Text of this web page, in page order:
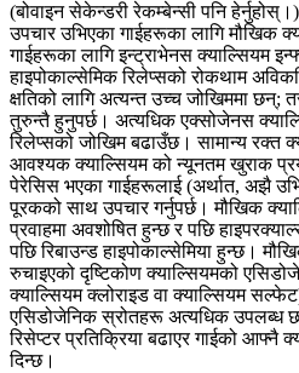
(बोवाइन सेकेन्डरी रेकम्बेन्सी पनि
उपचार उभिएका गाईहरूका लागि मौखिक
गाईहरूका लागि इन्ट्राभेनस क्याल्सियम
हाइपोकाल्सेमिक रिलेप्सको रोकथाम
क्षतिको लागि अत्यन्त उच्च जोखिममा छन्;
तुरुन्तै हुनुपर्छ। अत्यधिक एक्सोजेनस
रिलेप्सको जोखिम बढाउँछ। सामान्य रक्त
आवश्यक क्याल्सियम को न्यूनतम खुराक
पेरेसिस भएका गाईहरूलाई (अर्थात, अझै
पूरकको साथ उपचार गर्नुपर्छ। मौखिक
प्रवाहमा अवशोषित हुन्छ र पछि
पछि रिबाउन्ड हाइपोकाल्सेमिया हुन्छ।
रुचाइएको दृष्टिकोण क्याल्सियमको
क्याल्सियम क्लोराइड वा क्याल्सियम
एसिडोजेनिक स्रोतहरू अत्यधिक उपलब्ध छन्
रिसेप्टर प्रतिक्रिया बढाएर गाईको आफ्नै
दिन्छ।